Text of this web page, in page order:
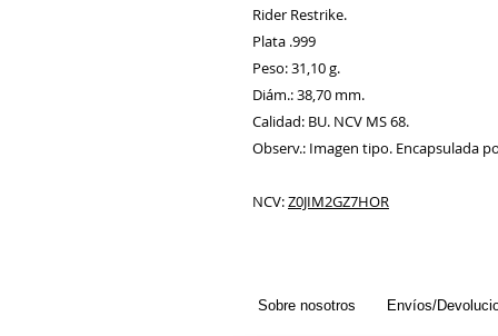
Rider Restrike.
Plata .999
Peso: 31,10 g.
Diám.: 38,70 mm.
Calidad: BU. NCV MS 68.
Observ.: Imagen tipo. Encapsulada
NCV:Z0JIM2GZ7HOR
Sobre nosotros Envíos/